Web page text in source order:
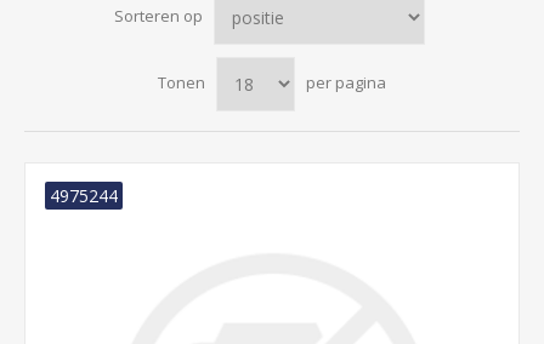
Sorteren op
Tonen per pagina
4975244